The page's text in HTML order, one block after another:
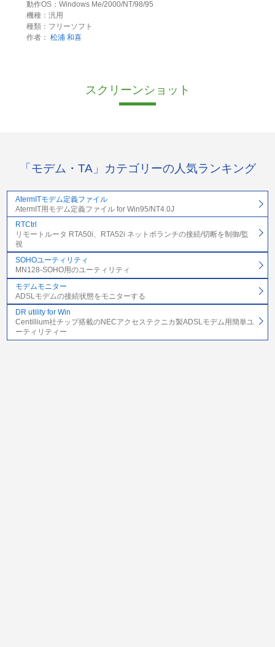
動作OS：Windows Me/2000/NT/98/95
機種：汎用
種類：フリーソフト
作者： 松浦 和喜
スクリーンショット
「モデム・TA」カテゴリーの人気ランキング
AtermITモデム定義ファイル
AtermIT用モデム定義ファイル for Win95/NT4.0J
RTCtrl
リモートルータ RTA50i、RTA52i ネットボランチの接続/切断を制御/監
視
SOHOユーティリティ
MN128-SOHO用のユーティリティ
モデムモニター
ADSLモデムの接続状態をモニターする
DR utility for Win
Centillium社チップ搭載のNECアクセステクニカ製ADSLモデム用簡単ユ
ーティリティー